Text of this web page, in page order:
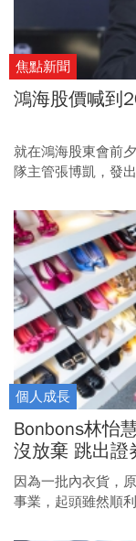
焦點新聞
鴻海股價喊到
就在鴻海股東會前
隊主管張博凱，發
個人成長
Bonbons林怡
沒放棄 跳出證
因為一批內衣貨，
事業，起頭雖然順